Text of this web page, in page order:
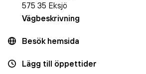
575 35 Eksjö
Vägbeskrivning
Besök hemsida
Lägg till öppettider